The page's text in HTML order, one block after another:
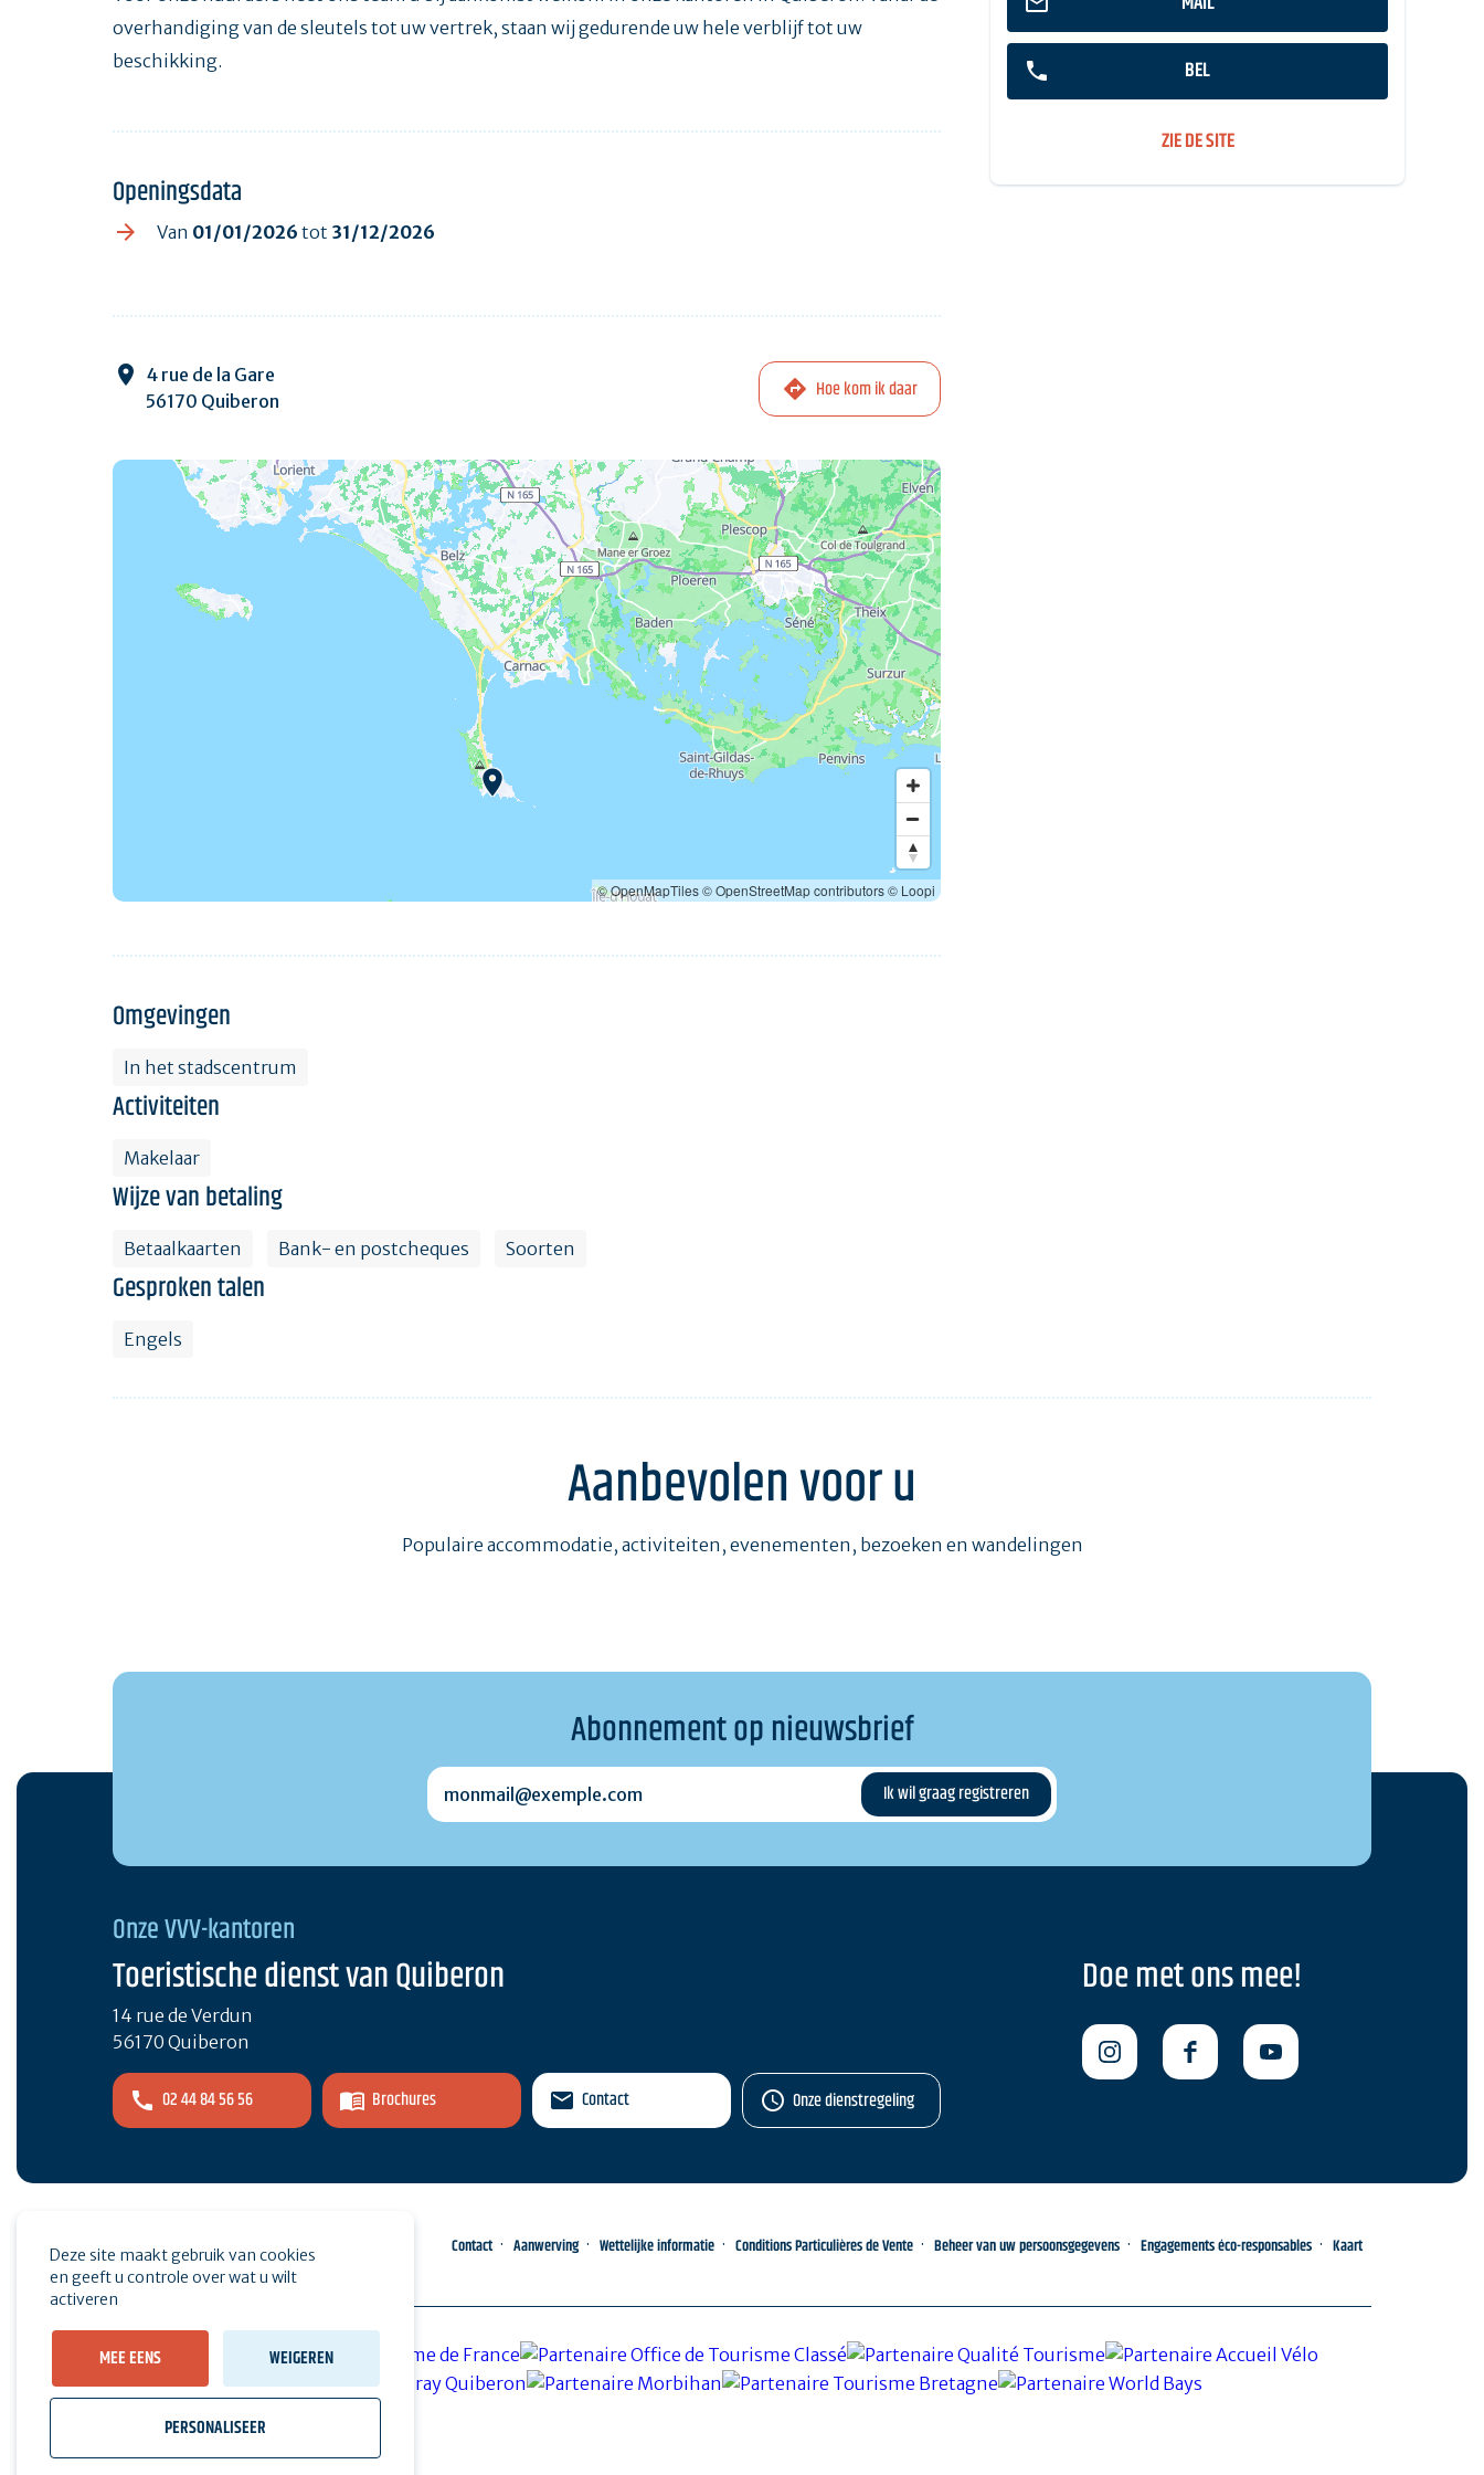
BEL
ZIE DE SITE
overhandiging van de sleutels tot uw vertrek, staan wij gedurende uw hele verblijf tot uw
beschikking.
Openingsdata
Van 01/01/2026 tot 31/12/2026
4 rue de la Gare
56170 Quiberon
Hoe kom ik daar
© OpenMapTiles© OpenStreetMap contributors© Loopi
Omgevingen
In het stadscentrum
Activiteiten
Makelaar
Wijze van betaling
Betaalkaarten Bank- en postcheques Soorten
Gesproken talen
Engels
Aanbevolen voor u
Populaire accommodatie, activiteiten, evenementen, bezoeken en wandelingen
Abonnement op nieuwsbrief
monmail@exemple.com
Onze VVV-kantoren
Toeristische dienst van Quiberon
14 rue de Verdun
56170 Quiberon
02 44 84 56 56 Brochures Contact Onze dienstregeling
Doe met ons mee!
Espace pro Druk op Contact Aanwerving Wettelijke informatie Conditions Particulières de Vente Beheer van uw persoonsgegevens Engagements éco-responsables Kaart
Deze site maakt gebruik van cookies
en geeft u controle over wat u wilt
activeren
MEE EENS WEIGEREN
PERSONALISEER